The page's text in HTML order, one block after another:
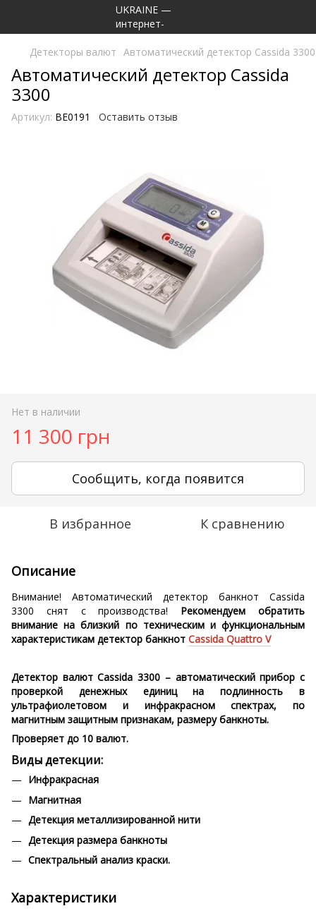
Детекторы валют Автоматический детектор Cassida 3300
Автоматический детектор Cassida
3300
Артикул: BE0191 Оставить отзыв
Нет в наличии
11 300 грн
Сообщить, когда появится
В избранное К сравнению
Описание
Внимание! Автоматический детектор банкнот Cassida
3300 снят с производства! Рекомендуем обратить
внимание на близкий по техническим и функциональным
характеристикам детектор банкнот Cassida Quattro V
Детектор валют Cassida 3300 – автоматический прибор с
проверкой денежных единиц на подлинность в
ультрафиолетовом и инфракрасном спектрах, по
магнитным защитным признакам, размеру банкноты.
Проверяет до 10 валют.
Виды детекции:
Инфракрасная
Магнитная
Детекция металлизированной нити
Детекция размера банкноты
Спектральный анализ краски.
Характеристики